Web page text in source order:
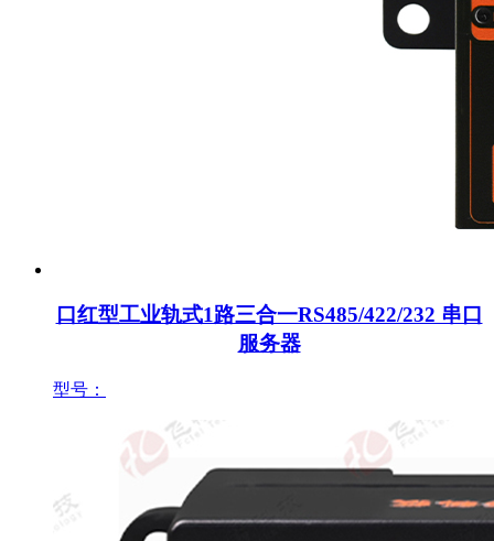
口红型工业轨式1路三合一RS485/422/232 串口
服务器
型号：